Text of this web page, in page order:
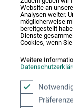
Website an
Analysen weiter.
möglicherweise
bereitgestellt
Dienste
Cookies, wenn
Weitere
blanke sider i
ideelt til skitser
Med diskret